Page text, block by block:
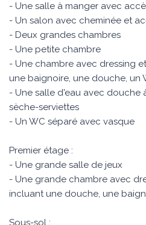
- Une salle à manger avec
- Un salon avec cheminée et
- Deux grandes chambres
- Une petite chambre
- Une chambre avec dressing
une baignoire, une douche, un
- Une salle d'eau avec douche
sèche-serviettes
- Un WC séparé avec vasque
Premier étage :
- Une grande salle de jeux
- Une grande chambre avec
incluant une douche, une
Sous-sol :